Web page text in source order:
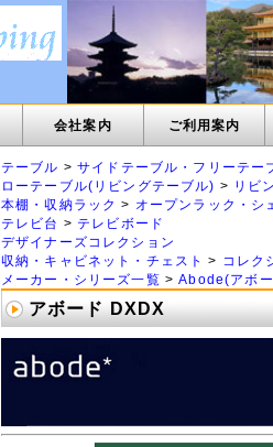
会社案内 ご利用案内
テーブル >サイドテーブル・フリーテー
ローテーブル(リビングテーブル) > リビ
本棚・収納ラック > オープンラック・シ
テレビ台 >テレビボード
デザイナーズコレクション
収納・キャビネット・チェスト
>
コレク
メーカー・シリーズ一覧 >Abode(アボ
アボード DXDX